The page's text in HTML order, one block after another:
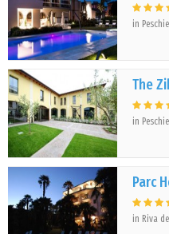
in
The
in
Parc
in Riva